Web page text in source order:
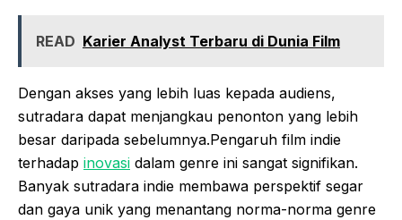
READ Karier Analyst Terbaru di Dunia Film
Dengan akses yang lebih luas kepada audiens,
sutradara dapat menjangkau penonton yang lebih
besar daripada sebelumnya.Pengaruh film indie
terhadap inovasi dalam genre ini sangat signifikan.
Banyak sutradara indie membawa perspektif segar
dan gaya unik yang menantang norma-norma genre